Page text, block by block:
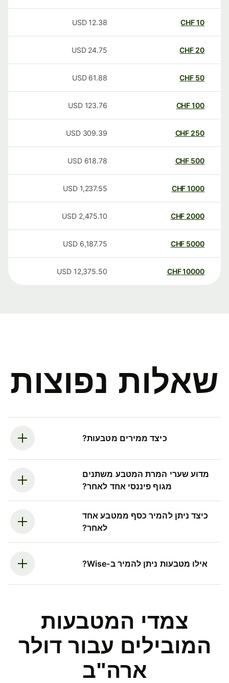
CHF
12.38
USD
20
CHF
24.75
USD
50
CHF
61.88
USD
100
CHF
123.76
USD
250
CHF
309.39
USD
500
CHF
618.78
USD
1000
CHF
1,237.55
USD
2000
CHF
2,475.10
USD
5000
CHF
6,187.75
USD
10000
CHF
12,375.50
USD
שאלות נפוצות
כיצד ממירים מטבעות?
מדוע שערי המרת המטבע משתנים
מגוף פיננסי אחד לאחר?
כיצד ניתן להמיר כסף ממטבע אחד
לאחר?
אילו מטבעות ניתן להמיר ב-Wise?
צמדי המטבעות
המובילים עבור דולר
ארה"ב